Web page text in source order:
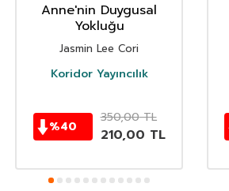
Anne'nin Duygusal
Yokluğu
Jasmin Lee Cori
Koridor Yayıncılık
%40
350,00TL
210,00 TL